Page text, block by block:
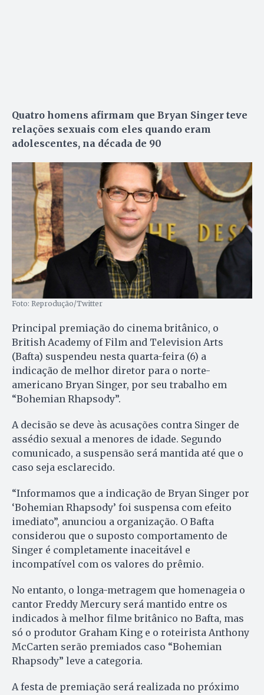
Quatro homens afirmam que Bryan Singer teve
relações sexuais com eles quando eram
adolescentes, na década de 90
Foto: Reprodução/Twitter
Principal premiação do cinema britânico, o
British Academy of Film and Television Arts
(Bafta) suspendeu nesta quarta-feira (6) a
indicação de melhor diretor para o norte-
americano Bryan Singer, por seu trabalho em
“Bohemian Rhapsody”.
A decisão se deve às acusações contra Singer de
assédio sexual a menores de idade. Segundo
comunicado, a suspensão será mantida até que o
caso seja esclarecido.
“Informamos que a indicação de Bryan Singer por
‘Bohemian Rhapsody’ foi suspensa com efeito
imediato”, anunciou a organização. O Bafta
considerou que o suposto comportamento de
Singer é completamente inaceitável e
incompatível com os valores do prêmio.
No entanto, o longa-metragem que homenageia o
cantor Freddy Mercury será mantido entre os
indicados à melhor filme britânico no Bafta, mas
só o produtor Graham King e o roteirista Anthony
McCarten serão premiados caso “Bohemian
Rhapsody” leve a categoria.
A festa de premiação será realizada no próximo